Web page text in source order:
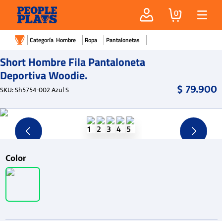
0
Hombre Ropa Pantalonetas
Short Hombre Fila Pantaloneta
Deportiva Woodie.
SKU:Sh5754-002 Azul S $79.900
Color